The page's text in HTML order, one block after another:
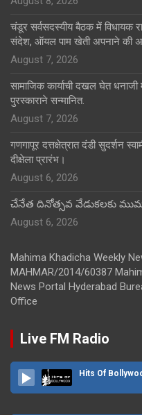
चंडूर सर्वसदस्यीय बैठक में विधायक
संदेश, ऑयल पाम खेती अपनाने की
August 7, 2026
सामाजिक कार्याची दखल घेत धनाजी
पुरस्काराने सन्मानित.
August 7, 2026
गणगापूर दत्तक्षेत्रात दंडी सुदर्शन
दीक्षेला प्रारंभ।
August 6, 2026
చేనేత దినోత్సవ వేడుకలకు
August 6, 2026
Mahima Khadicha Weekly
MAHMAR/2014/60387
News Portal Hyderabad
Office
Live FM Radio
Hits Of